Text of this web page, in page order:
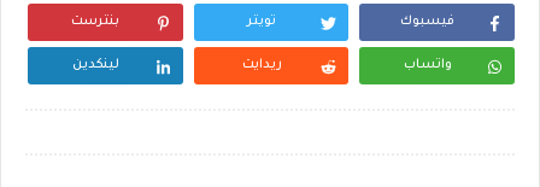
فيسبوك تويتر بنترست
واتساب ريدايت لينكدين